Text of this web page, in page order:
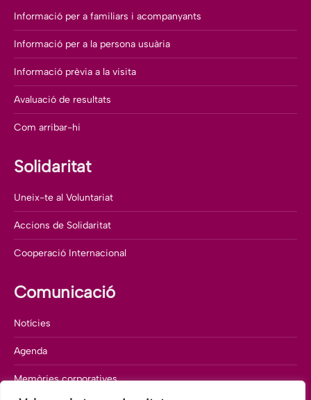
Informació per a familiars i acompanyants
Informació per a la persona usuària
Informació prèvia a la visita
Avaluació de resultats
Com arribar-hi
Solidaritat
Uneix-te al Voluntariat
Accions de Solidaritat
Cooperació Internacional
Comunicació
Notícies
Agenda
Memòries corporatives